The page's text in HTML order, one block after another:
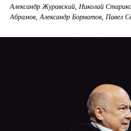
Александр Журавский, Николай
Абрамов, Александр Борматов, Павел